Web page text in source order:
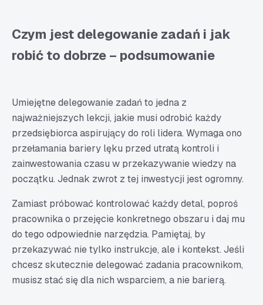
Czym jest delegowanie zadań i jak
robić to dobrze – podsumowanie
Umiejętne delegowanie zadań to jedna z
najważniejszych lekcji, jakie musi odrobić każdy
przedsiębiorca aspirujący do roli lidera. Wymaga ono
przełamania bariery lęku przed utratą kontroli i
zainwestowania czasu w przekazywanie wiedzy na
początku. Jednak zwrot z tej inwestycji jest ogromny.
Zamiast próbować kontrolować każdy detal, poproś
pracownika o przejęcie konkretnego obszaru i daj mu
do tego odpowiednie narzędzia. Pamiętaj, by
przekazywać nie tylko instrukcje, ale i kontekst. Jeśli
chcesz skutecznie delegować zadania pracownikom,
musisz stać się dla nich wsparciem, a nie barierą.